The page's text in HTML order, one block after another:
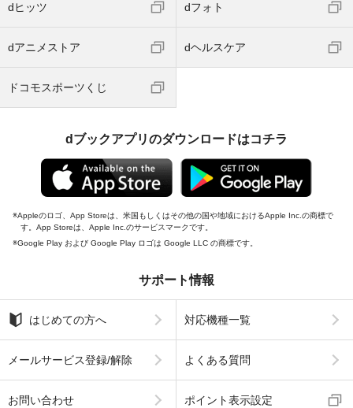
dヒッツ dフォト
dアニメストア dヘルスケア
ドコモスポーツくじ
dブックアプリのダウンロードはコチラ
Appleのロゴ、App Storeは、米国もしくはその他の国や地域におけるApple Inc.の商標で
す。App Storeは、Apple Inc.のサービスマークです。
Google Play および Google Play ロゴは Google LLC の商標です。
サポート情報
はじめての方へ 対応機種一覧
メールサービス登録/解除 よくある質問
お問い合わせ ポイント表示設定